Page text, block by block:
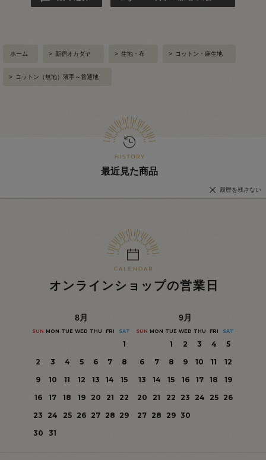
ホーム > 新宿オカダヤ > 生地・布 > コットン・麻生地
> コットン（無地）薄手～普通地
最近見た商品
履歴を残さない
オンラインショップの営業日
8月
SUN MON TUE WED THU FRI SAT
1
2
3 4 5 6 7
8
9
10 11 12 13 14
15
16
17 18 19 20 21
22
23
24 25 26 27 28 29
30
31
9月
SUN MON TUE WED THU FRI SAT
1 2 3 4
5
6
7 8 9 10 11
12
13
14 15 16 17 18
19
20
21 22 23 24 25
26
27 28 29 30